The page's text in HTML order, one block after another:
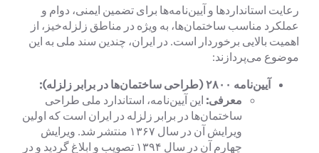
رعایت استانداردها و آیین‌نامه‌ها برای تضمین ایمنی، دوام و
عملکرد مناسب ساختمان‌ها، به ویژه در مناطق زلزله‌خیز، از
اهمیت بالایی برخوردار است. در ایران، چندین سند ملی به این
موضوع می‌پردازند:
آیین‌نامه ۲۸۰۰ ( طراحی ساختمان‌ها در برابر زلزله):
معرفی: این آیین‌نامه، استاندارد ملی طراحی
ساختمان‌ها در برابر زلزله در ایران است که اولین
ویرایش آن در سال ۱۳۶۷ منتشر شد. ویرایش
چهارم آن در سال ۱۳۹۴ تصویب و ابلاغ گردید و در